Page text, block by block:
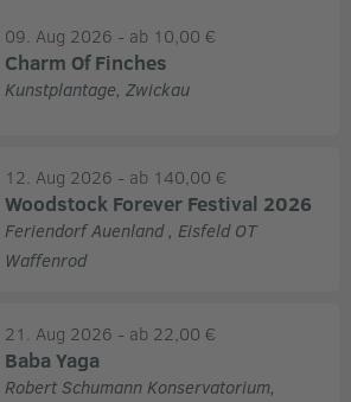
09. Aug 2026 - ab 10,00 €
Charm Of Finches
Kunstplantage, Zwickau
12. Aug 2026 - ab 140,00 €
Woodstock Forever Festival 2026
Feriendorf Auenland , Eisfeld OT
Waffenrod
21. Aug 2026 - ab 22,00 €
Baba Yaga
Robert Schumann Konservatorium,